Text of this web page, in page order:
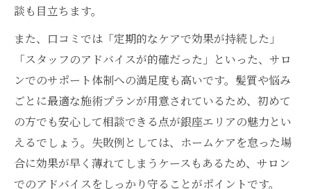
談も目立ちます。
また、口コミでは「定期的なケアで効果が持続した」
「スタッフのアドバイスが的確だった」といった、サロ
ンでのサポート体制への満足度も高いです。髪質や悩み
ごとに最適な施術プランが用意されているため、初めて
の方でも安心して相談できる点が銀座エリアの魅力とい
えるでしょう。失敗例としては、ホームケアを怠った場
合に効果が早く薄れてしまうケースもあるため、サロン
でのアドバイスをしっかり守ることがポイントです。